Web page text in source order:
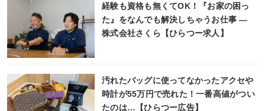
経験も資格も無くてOK！『お家の困っ
た』をなんでも解決しちゃうお仕事 ―
株式会社さくら【ひらつー求人】
汚れたバッグに使ってなかったアクセや
時計が55万円で売れた！一番高値がつい
たのは…【ひらつー広告】